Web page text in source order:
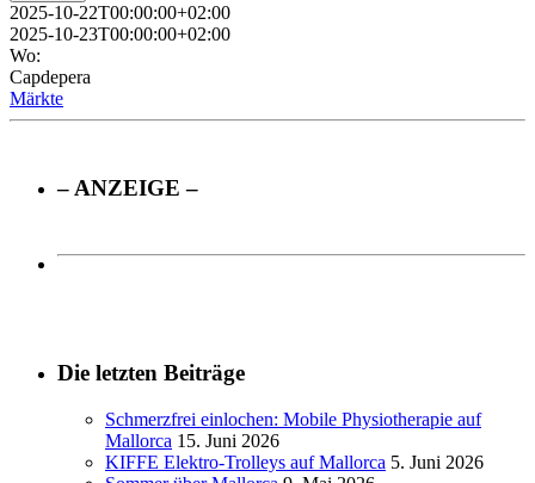
2025-10-22T00:00:00+02:00
2025-10-23T00:00:00+02:00
Wo:
Capdepera
Märkte
– ANZEIGE –
Die letzten Beiträge
Schmerzfrei einlochen: Mobile Physiotherapie auf
Mallorca 15. Juni 2026
KIFFE Elektro-Trolleys auf Mallorca 5. Juni 2026